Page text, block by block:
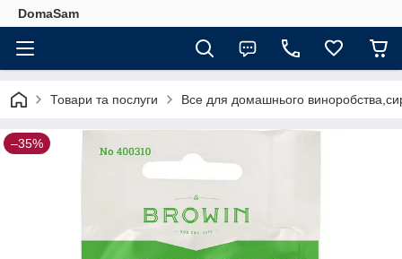
DomaSam
Товари та послуги Все для домашнього
–35%